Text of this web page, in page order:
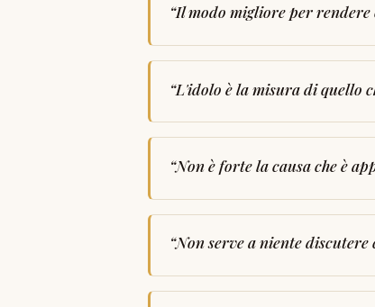
“Il modo migliore per
“L'idolo è la misura di quello
“Non è forte la causa che è
“Non serve a niente